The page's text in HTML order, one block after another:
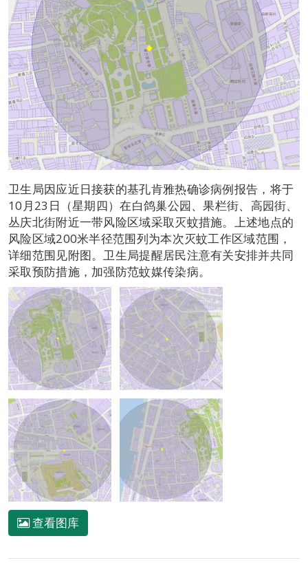
卫生局因应近日接获的基孔肯雅热确诊病例报告，将于
10月23日（星期四）在白鸽巢公园、果栏街、高园街、
丛庆北街附近一带风险区域采取灭蚊措施。上述地点的
风险区域200米半径范围列为本次灭蚊工作区域范围，
详细范围见附图。卫生局提醒居民注意有关安排并共同
采取预防措施，加强防范蚊媒传染病。
查看图库